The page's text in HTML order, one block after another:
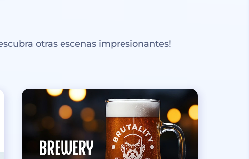
otras escenas impresionantes!